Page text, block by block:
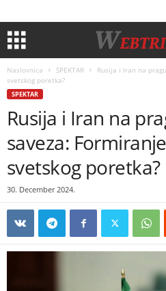
Naslovnica SPEKTAR
Rusija i Iran na
svetskog poretka?
SPEKTAR
Rusija i Iran na
saveza:
svetskog poretka?
30. December 2024.